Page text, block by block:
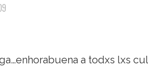
a todxs lxs